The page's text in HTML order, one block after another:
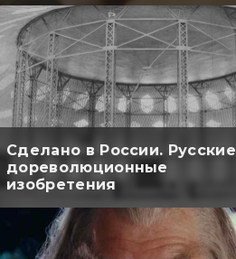
Сделано в России. Русские
дореволюционные
изобретения